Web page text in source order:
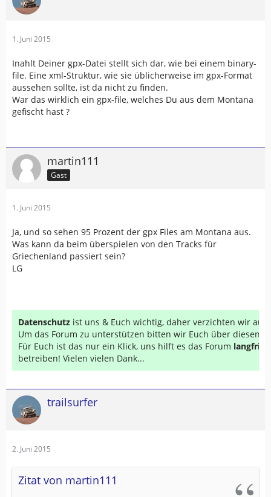
1. Juni 2015
Inahlt Deiner gpx-Datei stellt sich dar, wie bei einem binary-
file. Eine xml-Struktur, wie sie üblicherweise im gpx-Format
aussehen sollte, ist da nicht zu finden.
War das wirklich ein gpx-file, welches Du aus dem Montana
gefischt hast ?
martin111
Gast
1. Juni 2015
Ja, und so sehen 95 Prozent der gpx Files am Montana aus.
Was kann da beim überspielen von den Tracks für
Griechenland passiert sein?
LG
Datenschutz ist uns & Euch wichtig, daher verzichten wir auf
Um das Forum zu unterstützen bitten wir Euch über diesen
Für Euch ist das nur ein Klick, uns hilft es das Forum
betreiben! Vielen vielen Dank...
trailsurfer
2. Juni 2015
Zitat von martin111